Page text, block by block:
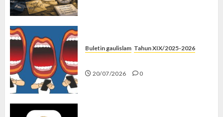
Buletin gaulislam Tahun XIX/2025-2026
20/07/2026 0